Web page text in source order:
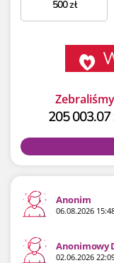
500zł
Zebraliśmy
205 003.07
Anonim
06.08.2026
Anonimowy
02.06.2026